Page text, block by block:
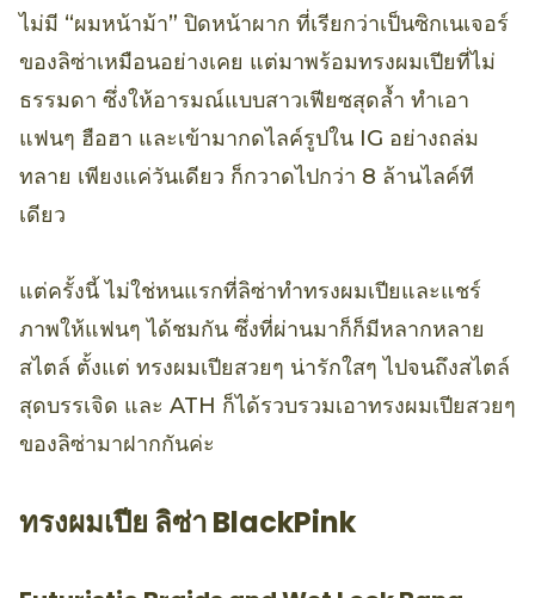
ไม่มี “ผมหน้าม้า” ปิดหน้าผาก ที่เรียกว่าเป็นซิกเนเจอร์
ของลิซ่าเหมือนอย่างเคย แต่มาพร้อมทรงผมเปียที่ไม่
ธรรมดา ซึ่งให้อารมณ์แบบสาวเฟียซสุดล้ำ ทำเอา
แฟนๆ ฮือฮา และเข้ามากดไลค์รูปใน IG อย่างถล่ม
ทลาย เพียงแค่วันเดียว ก็กวาดไปกว่า 8 ล้านไลค์ที
เดียว
แต่ครั้งนี้ ไม่ใช่หนแรกที่ลิซ่าทำทรงผมเปียและแชร์
ภาพให้แฟนๆ ได้ชมกัน ซึ่งที่ผ่านมาก็ก็มีหลากหลาย
สไตล์ ตั้งแต่ ทรงผมเปียสวยๆ น่ารักใสๆ ไปจนถึงสไตล์
สุดบรรเจิด และ ATH ก็ได้รวบรวมเอาทรงผมเปียสวยๆ
ของลิซ่ามาฝากกันค่ะ
ทรงผมเปีย ลิซ่า BlackPink